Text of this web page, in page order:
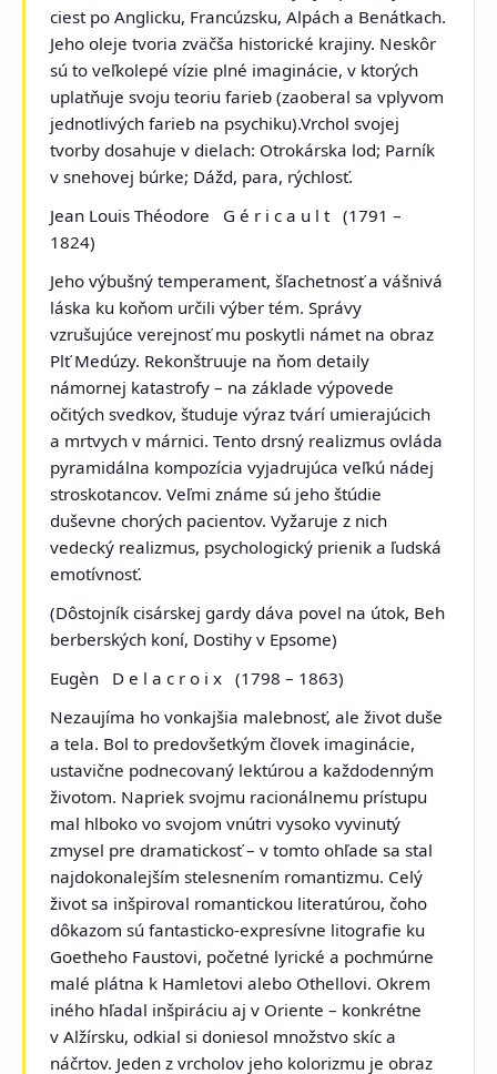
ciest po Anglicku, Francúzsku, Alpách a Benátkach.
Jeho oleje tvoria zväčša historické krajiny. Neskôr
sú to veľkolepé vízie plné imaginácie, v ktorých
uplatňuje svoju teoriu farieb (zaoberal sa vplyvom
jednotlivých farieb na psychiku).Vrchol svojej
tvorby dosahuje v dielach: Otrokárska lod; Parník
v snehovej búrke; Dážd, para, rýchlosť.
Jean Louis Théodore G é r i c a u l t(1791 –
1824)
Jeho výbušný temperament, šľachetnosť a vášnivá
láska ku koňom určili výber tém. Správy
vzrušujúce verejnosť mu poskytli námet na obraz
Plť Medúzy. Rekonštruuje na ňom detaily
námornej katastrofy – na základe výpovede
očitých svedkov, študuje výraz tvárí umierajúcich
a mrtvych v márnici. Tento drsný realizmus ovláda
pyramidálna kompozícia vyjadrujúca veľkú nádej
stroskotancov. Veľmi známe sú jeho štúdie
duševne chorých pacientov. Vyžaruje z nich
vedecký realizmus, psychologický prienik a ľudská
emotívnosť.
(Dôstojník cisárskej gardy dáva povel na útok, Beh
berberských koní, Dostihy v Epsome)
Eugèn D e l a c r o i x (1798 – 1863)
Nezaujíma ho vonkajšia malebnosť, ale život duše
a tela. Bol to predovšetkým človek imaginácie,
ustavične podnecovaný lektúrou a každodenným
životom. Napriek svojmu racionálnemu prístupu
mal hlboko vo svojom vnútri vysoko vyvinutý
zmysel pre dramatickosť – v tomto ohľade sa stal
najdokonalejším stelesnením romantizmu. Celý
život sa inšpiroval romantickou literatúrou, čoho
dôkazom sú fantasticko-expresívne litografie ku
Goetheho Faustovi, početné lyrické a pochmúrne
malé plátna k Hamletovi alebo Othellovi. Okrem
iného hľadal inšpiráciu aj v Oriente – konkrétne
v Alžírsku, odkial si doniesol množstvo skíc a
náčrtov. Jeden z vrcholov jeho kolorizmu je obraz